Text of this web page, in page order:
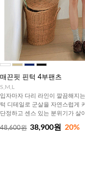
매끈핏 핀턱 4부팬츠
S,M,L
입자마자 다리 라인이 깔끔해지
턱 디테일로 군살을 자연스럽게
단정하고 센스 있는 분위기가 살
48,600원 38,900원 20%